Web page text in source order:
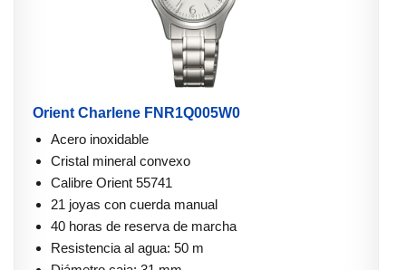
Orient Charlene FNR1Q005W0
Acero inoxidable
Cristal mineral convexo
Calibre Orient 55741
21 joyas con cuerda manual
40 horas de reserva de marcha
Resistencia al agua: 50 m